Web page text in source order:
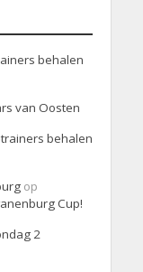
behalen
van Oosten
behalen
op
Cup!
2